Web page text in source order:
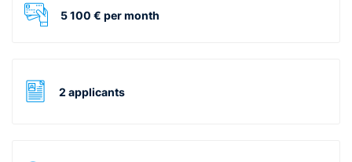
5 100 € per month
2 applicants